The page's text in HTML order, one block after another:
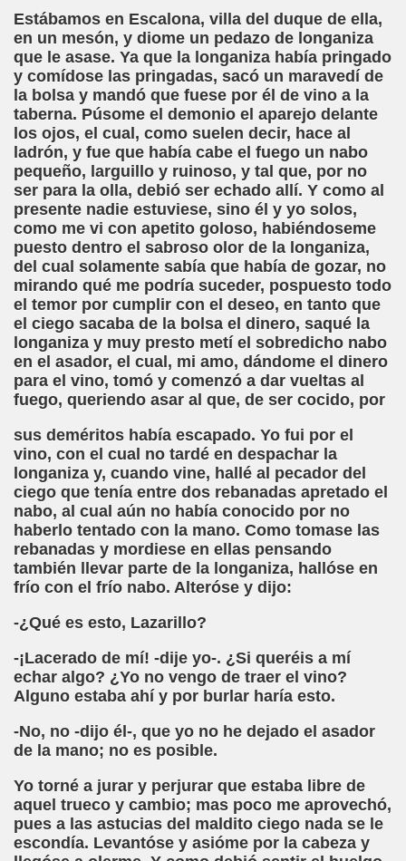
Estábamos en Escalona, villa del duque de ella,
en un mesón, y diome un pedazo de longaniza
que le asase. Ya que la longaniza había pringado
y comídose las pringadas, sacó un maravedí de
la bolsa y mandó que fuese por él de vino a la
taberna. Púsome el demonio el aparejo delante
los ojos, el cual, como suelen decir, hace al
ladrón, y fue que había cabe el fuego un nabo
pequeño, larguillo y ruinoso, y tal que, por no
ser para la olla, debió ser echado allí. Y como al
presente nadie estuviese, sino él y yo solos,
como me vi con apetito goloso, habiéndoseme
puesto dentro el sabroso olor de la longaniza,
del cual solamente sabía que había de gozar, no
mirando qué me podría suceder, pospuesto todo
el temor por cumplir con el deseo, en tanto que
el ciego sacaba de la bolsa el dinero, saqué la
longaniza y muy presto metí el sobredicho nabo
en el asador, el cual, mi amo, dándome el dinero
para el vino, tomó y comenzó a dar vueltas al
fuego, queriendo asar al que, de ser cocido, por
sus deméritos había escapado. Yo fui por el
vino, con el cual no tardé en despachar la
longaniza y, cuando vine, hallé al pecador del
ciego que tenía entre dos rebanadas apretado el
nabo, al cual aún no había conocido por no
haberlo tentado con la mano. Como tomase las
rebanadas y mordiese en ellas pensando
también llevar parte de la longaniza, hallóse en
frío con el frío nabo. Alteróse y dijo:
-¿Qué es esto, Lazarillo?
-¡Lacerado de mí! -dije yo-. ¿Si queréis a mí
echar algo? ¿Yo no vengo de traer el vino?
Alguno estaba ahí y por burlar haría esto.
-No, no -dijo él-, que yo no he dejado el asador
de la mano; no es posible.
Yo torné a jurar y perjurar que estaba libre de
aquel trueco y cambio; mas poco me aprovechó,
pues a las astucias del maldito ciego nada se le
escondía. Levantóse y asióme por la cabeza y
Gila)
Casona)
(Roberto Enjuto)
Wells)
de Ciego (Camilo José Cela)
(Sergio Farràs)
Roig)
para Acunar un Sueño roto (F. Javier Bernal García)
Fernández del Campo)
Piedrahita)
Sánchez)
el Departamento de Policía (Fernando Casasola)